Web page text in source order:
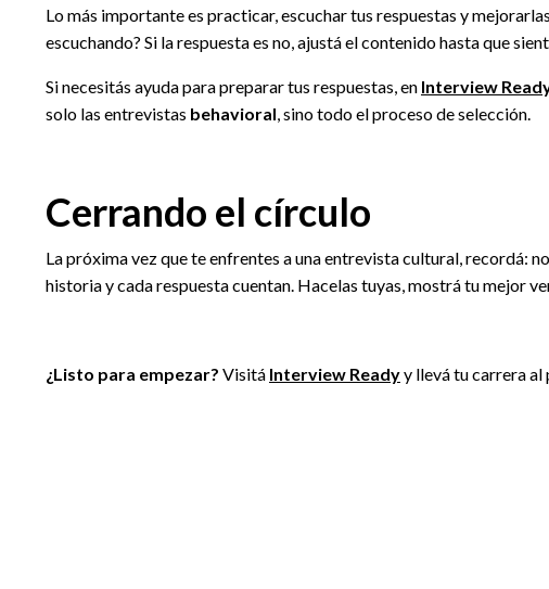
Lo más importante es practicar, escuchar tus respuestas y
escuchando? Si la respuesta es no, ajustá el contenido hasta que
Si necesitás ayuda para preparar tus respuestas, en Interview
solo las entrevistas behavioral, sino todo el proceso de selección.
Cerrando el círculo
La próxima vez que te enfrentes a una entrevista cultural, recordá:
historia y cada respuesta cuentan. Hacelas tuyas, mostrá tu mejor
¿Listo para empezar? Visitá Interview Readyy llevá tu carrera